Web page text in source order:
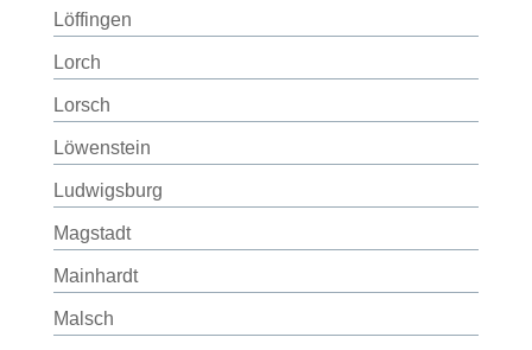
Löffingen
Lorch
Lorsch
Löwenstein
Ludwigsburg
Magstadt
Mainhardt
Malsch